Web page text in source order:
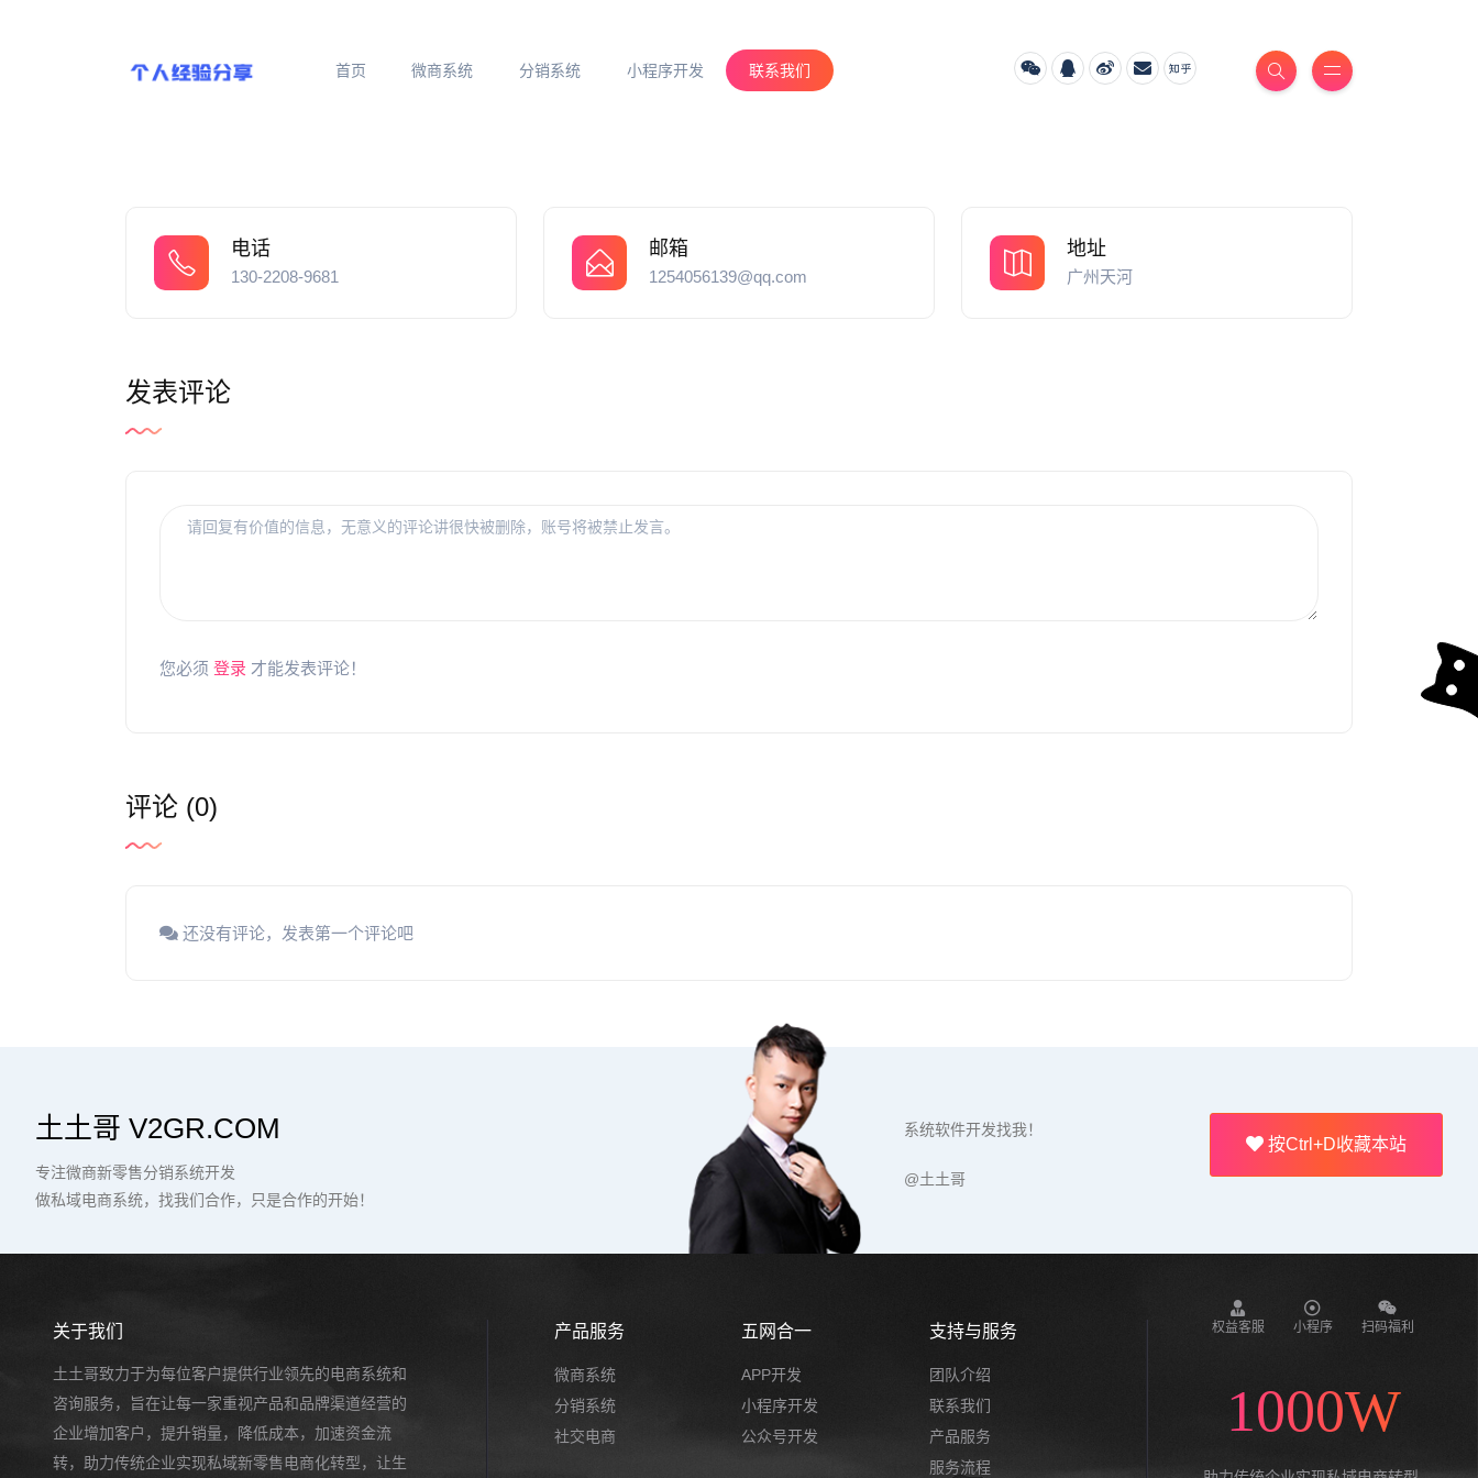
首页 微商系统 分销系统 小程序开发 联系我们
电话
130-2208-9681
邮箱
1254056139@qq.com
地址
广州天河
发表评论
您必须 登录 才能发表评论！
评论 (0)
还没有评论，发表第一个评论吧
土土哥 V2GR.COM
专注微商新零售分销系统开发
做私域电商系统，找我们合作，只是合作的开始！
按Ctrl+D收藏本站
系统软件开发找我！
@土土哥
关于我们
土土哥致力于为每位客户提供行业领先的电商系统和
咨询服务，旨在让每一家重视产品和品牌渠道经营的
企业增加客户，提升销量，降低成本，加速资金流
转，助力传统企业实现私域新零售电商化转型，让生
产品服务
微商系统
分销系统
社交电商
五网合一
APP开发
小程序开发
公众号开发
支持与服务
团队介绍
联系我们
产品服务
服务流程
权益客服 小程序 扫码福利
1000W